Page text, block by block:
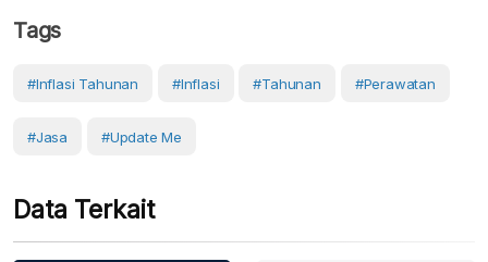
Tags
#inflasi Tahunan #Inflasi #Tahunan #perawatan
#Jasa #Update Me
Data Terkait